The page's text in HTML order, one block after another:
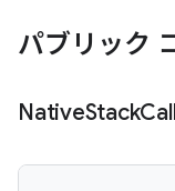
パブリック
NativeStack